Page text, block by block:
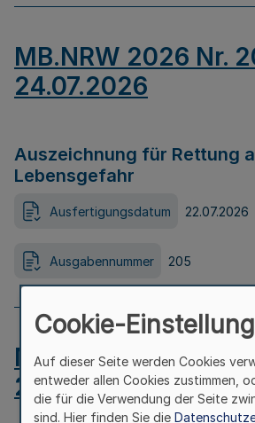
MB.NRW 2026 Nr.
24.07.2026
Auszeichnung für Rettung
Lebensgefahr
Ausfertigungsdatum 22.07.2026
Ausgabennummer 205
MB.NRW 2026 Nr.
24.07.2026
Cookie-
Auf dieser Seite werden Cookies
entweder allen Cookies zustimmen,
die für die Verwendung der Seite
sind. Hier finden Sie die